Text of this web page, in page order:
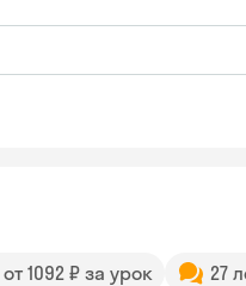
от 1092 ₽ за урок 27